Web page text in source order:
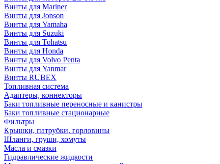
Винты для Mariner
Винты для Jonson
Винты для Yamaha
Винты для Suzuki
Винты для Tohatsu
Винты для Honda
Винты для Volvo Penta
Винты для Yanmar
Винты RUBEX
Топливная система
Адаптеры, коннекторы
Баки топливные переносные и канистры
Баки топливные стационарные
Фильтры
Крышки, патрубки, горловины
Шланги, груши, хомуты
Масла и смазки
Гидравлические жидкости